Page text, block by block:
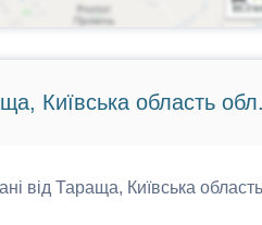
Київська область
від Тараща, Київська